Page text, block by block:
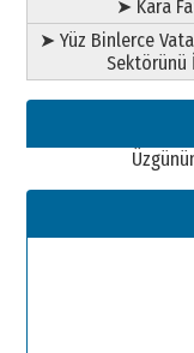
26 Mart
gönül
bir
02
➤ Kara
➤ Yüz Binlerce
Sektörünü